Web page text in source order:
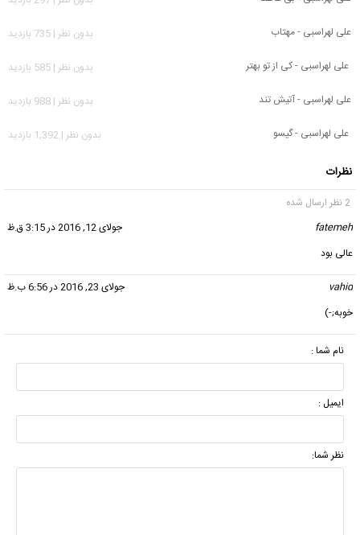
علی لهراسبی - مهتاب
بدون نظر | 735 بازدید
علی لهراسبی - کی از تو بهتر
بدون نظر | 585 بازدید
علی لهراسبی - آتیش تند
بدون نظر | 988 بازدید
علی لهراسبی - گیسو
بدون نظر | 1,392 بازدید
نظرات
2 نظر ارسال شده
fatemeh
جولای 12, 2016 در 3:15 ق.ظ
عالی بود
vahid
جولای 23, 2016 در 6:56 ب.ظ
خوبه;-)
نام شما :
ایمیل :
نظر شما: